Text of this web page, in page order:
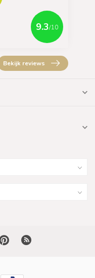
9.3/10
Bekijk reviews